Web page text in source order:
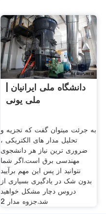
دانشگاه ملی ایرانیان |
ملی یونی
به جرئت میتوان گفت که تجزیه و
تحلیل مدار های الکتریکی ،
ضروری ترین نیاز هر دانشجوی
مهندسی برق است.اگر شما
نتوانید از پس این مهم برآیید
بدون شک در یادگیری بسیاری از
دروس دچار مشکل خواهید
شد.جزوه مدار 2